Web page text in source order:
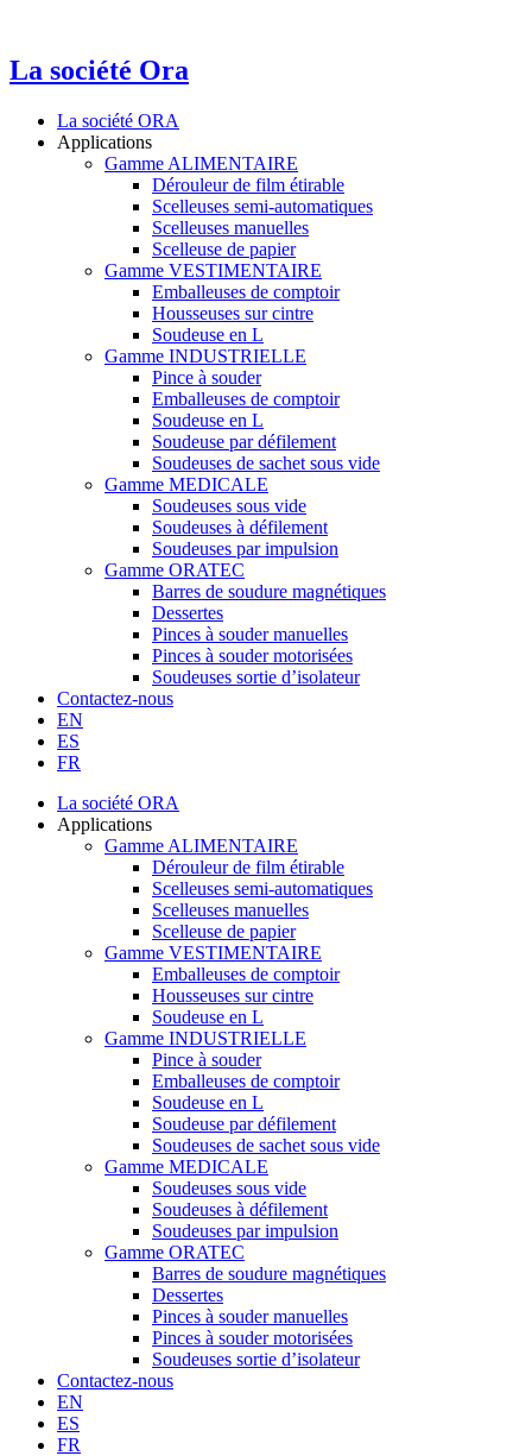
La société Ora
La société ORA
Applications
Gamme ALIMENTAIRE
Dérouleur de film étirable
Scelleuses semi-automatiques
Scelleuses manuelles
Scelleuse de papier
Gamme VESTIMENTAIRE
Emballeuses de comptoir
Housseuses sur cintre
Soudeuse en L
Gamme INDUSTRIELLE
Pince à souder
Emballeuses de comptoir
Soudeuse en L
Soudeuse par défilement
Soudeuses de sachet sous vide
Gamme MEDICALE
Soudeuses sous vide
Soudeuses à défilement
Soudeuses par impulsion
Gamme ORATEC
Barres de soudure magnétiques
Dessertes
Pinces à souder manuelles
Pinces à souder motorisées
Soudeuses sortie d’isolateur
Contactez-nous
EN
ES
FR
La société ORA
Applications
Gamme ALIMENTAIRE
Dérouleur de film étirable
Scelleuses semi-automatiques
Scelleuses manuelles
Scelleuse de papier
Gamme VESTIMENTAIRE
Emballeuses de comptoir
Housseuses sur cintre
Soudeuse en L
Gamme INDUSTRIELLE
Pince à souder
Emballeuses de comptoir
Soudeuse en L
Soudeuse par défilement
Soudeuses de sachet sous vide
Gamme MEDICALE
Soudeuses sous vide
Soudeuses à défilement
Soudeuses par impulsion
Gamme ORATEC
Barres de soudure magnétiques
Dessertes
Pinces à souder manuelles
Pinces à souder motorisées
Soudeuses sortie d’isolateur
Contactez-nous
EN
ES
FR